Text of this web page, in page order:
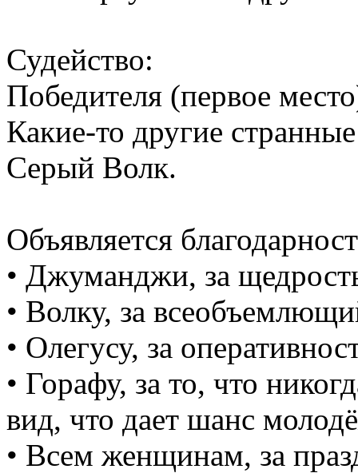
Судейство:
Победителя (первое
Какие-то другие
Серый Волк.
Объявляется
• Джуманджи, за
• Волку, за
• Олегусу, за
• Горафу, за то, что
вид, что дает шанс
• Всем женщинам, за